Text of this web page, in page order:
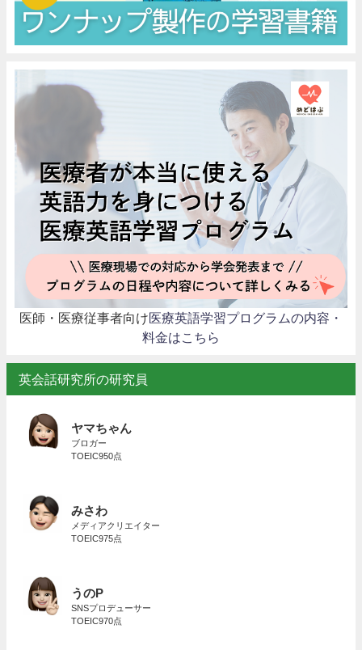
医師・医療従事者向け医療英語学習プログラムの内容・
料金はこちら
英会話研究所の研究員
ヤマちゃん
ブロガー
TOEIC950点
みさわ
メディアクリエイター
TOEIC975点
うのP
SNSプロデューサー
TOEIC970点